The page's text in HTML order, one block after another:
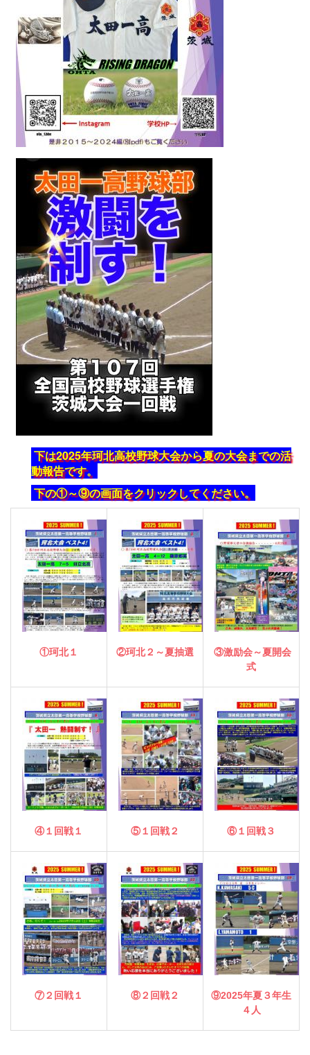
下は2025年珂北高校野球大会から夏の大会までの活
動報告です。
下の①～⑨の画面をクリックしてください。
①珂北１ ②珂北２～夏抽選
③激励会～夏開会
式
④１回戦１ ⑤１回戦２ ⑥１回戦３
⑦２回戦１ ⑧２回戦２
⑨2025年夏３年生
４人